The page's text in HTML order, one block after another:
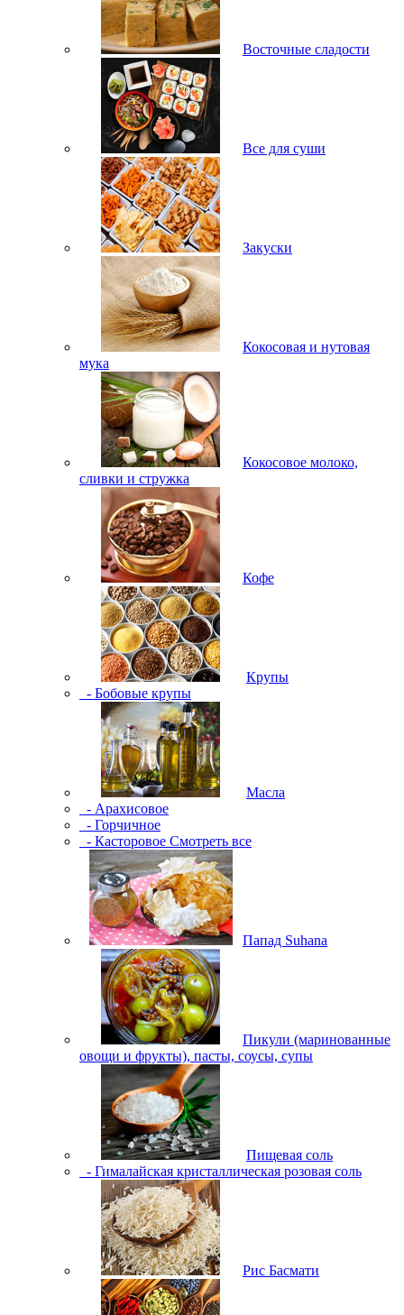
Восточные сладости
Все для суши
Закуски
Кокосовая и нутовая
мука
Кокосовое молоко,
сливки и стружка
Кофе
Крупы
- Бобовые крупы
Масла
- Арахисовое
- Горчичное
- Касторовое Смотреть все
Папад Suhana
Пикули (маринованные
овощи и фрукты), пасты, соусы, супы
Пищевая соль
- Гималайская кристаллическая розовая соль
Рис Басмати